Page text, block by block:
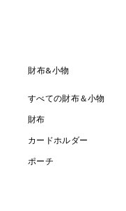
財布&小物
すべての財布＆小物
財布
カードホルダー
ポーチ